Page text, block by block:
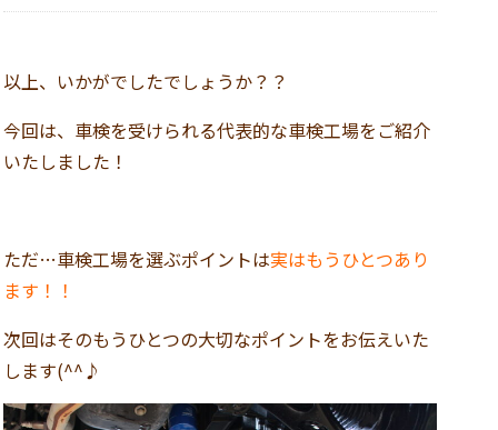
以上、いかがでしたでしょうか？？
今回は、車検を受けられる代表的な車検工場をご紹介
いたしました！
ただ…車検工場を選ぶポイントは実はもうひとつあり
ます！！
次回はそのもうひとつの大切なポイントをお伝えいた
します(^^♪